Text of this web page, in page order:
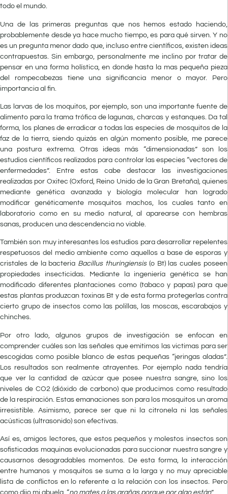
todo el mundo.
Una de las primeras preguntas que nos hemos estado haciendo,
probablemente desde ya hace mucho tiempo, es para qué sirven. Y no
es un pregunta menor dado que, incluso entre científicos, existen ideas
contrapuestas. Sin embargo, personalmente me inclino por tratar de
pensar en una forma holística, en donde hasta la mas pequeña pieza
del rompecabezas tiene una significancia menor o mayor. Pero
importancia al fin.
Las larvas de los moquitos, por ejemplo, son una importante fuente de
alimento para la trama trófica de lagunas, charcas y estanques. Da tal
forma, los planes de erradicar a todas las especies de mosquitos de la
faz de la tierra, siendo quizás en algún momento posible, me parece
una postura extrema. Otras ideas más “dimensionadas” son los
estudios científicos realizados para controlar las especies “vectores de
enfermedades”. Entre estas cabe destacar las investigaciones
realizadas por Oxitec (Oxford, Reino Unido de la Gran Bretaña), quienes
mediante genética avanzada y biología molecular han logrado
modificar genéticamente mosquitos machos, los cuales tanto en
laboratorio como en su medio natural, al aparearse con hembras
sanas, producen una descendencia no viable.
También son muy interesantes los estudios para desarrollar repelentes
respetuosos del medio ambiente como aquellos a base de esporas y
cristales de la bacteria Bacillus thuringiensis(o Bt) las cuales poseen
propiedades insecticidas. Mediante la ingeniería genética se han
modificado diferentes plantaciones como (tabaco y papas) para que
estas plantas produzcan toxinas Bt y de esta forma protegerlas contra
cierto grupo de insectos como las polillas, las moscas, escarabajos y
chinches.
Por otro lado, algunos grupos de investigación se enfocan en
comprender cuáles son las señales que emitimos las victimas para ser
escogidas como posible blanco de estas pequeñas “jeringas aladas”.
Los resultados son realmente atrayentes. Por ejemplo nada tendría
que ver la cantidad de azúcar que posee nuestra sangre, sino los
niveles de CO2 (dióxido de carbono) que producimos como resultado
de la respiración. Estas emanaciones son para los mosquitos un aroma
irresistible. Asimismo, parece ser que ni la citronela ni las señales
acústicas (ultrasonido) son efectivas.
Así es, amigos lectores, que estos pequeños y molestos insectos son
sofisticadas maquinas evolucionadas para succionar nuestra sangre y
causarnos desagradables momentos. De esta forma, la interacción
entre humanos y mosquitos se suma a la larga y no muy apreciable
lista de conflictos en lo referente a la relación con los insectos. Pero
como dijo mi abuela, “no mates a las arañas porque por algo están”.